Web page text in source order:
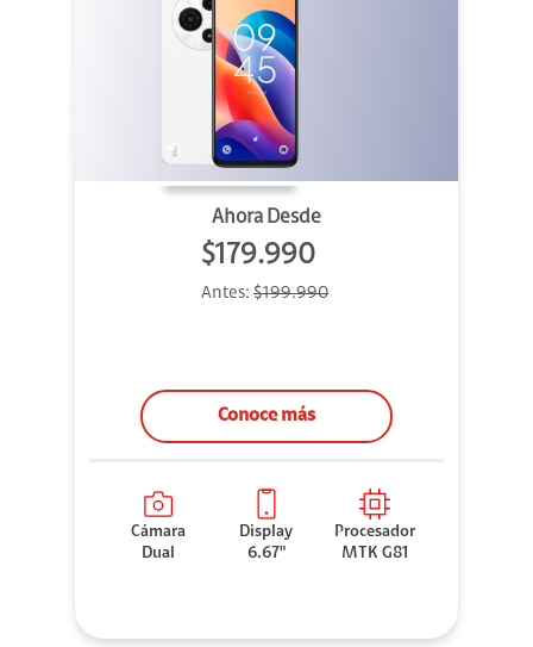
Ahora Desde
$179.990
Antes: $199.990
Conoce más
Cámara
Dual
Display
6.67"
Procesador
MTK G81